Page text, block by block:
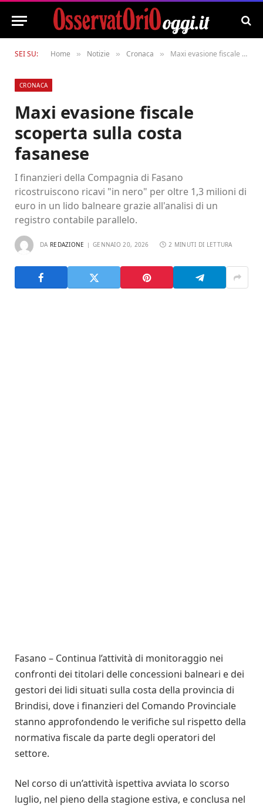
SEI SU: Home » Notizie » Cronaca » Maxi evasione fiscale scoperta sulla costa fasanese
CRONACA
Maxi evasione fiscale
scoperta sulla costa
fasanese
I finanzieri della Compagnia di Fasano
ricostruiscono ricavi "in nero" per oltre 1,3 milioni di
euro in un lido balneare grazie all'analisi di un
registro contabile parallelo.
DA REDAZIONE GENNAIO 20, 2026 2 MINUTI DI LETTURA
Fasano – Continua l’attività di monitoraggio nei
confronti dei titolari delle concessioni balneari e dei
gestori dei lidi situati sulla costa della provincia di
Brindisi, dove i finanzieri del Comando Provinciale
stanno approfondendo le verifiche sul rispetto della
normativa fiscale da parte degli operatori del
settore.
Nel corso di un’attività ispettiva avviata lo scorso
luglio, nel pieno della stagione estiva, e conclusa nel